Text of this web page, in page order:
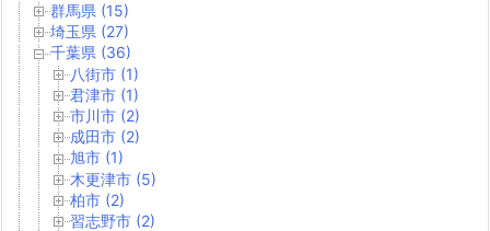
群馬県 (15)
埼玉県 (27)
千葉県 (36)
八街市 (1)
君津市 (1)
市川市 (2)
成田市 (2)
旭市 (1)
木更津市 (5)
柏市 (2)
習志野市 (2)